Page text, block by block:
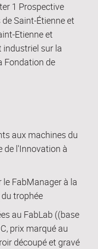
1 Prospective
Saint-Étienne et
Etienne et
industriel sur la
Fondation de
aux machines du
de l'Innovation à
FabManager à la
trophée
au FabLab ((base
prix marqué au
découpé et gravé